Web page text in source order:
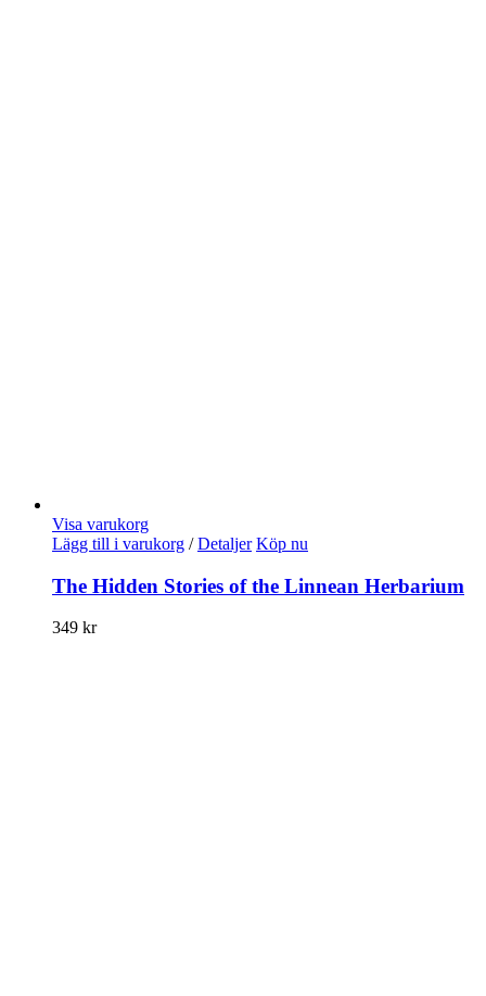
Visa varukorg
Lägg till i varukorg / Detaljer Köp nu
The Hidden Stories of the Linnean Herbarium
349 kr